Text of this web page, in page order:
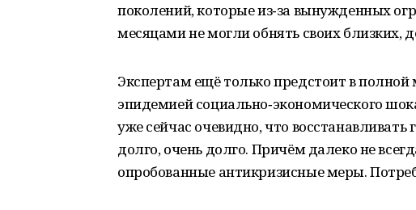
поколений, которые из‑за вынужденных
месяцами не могли обнять своих близких,
Экспертам ещё только предстоит в полной
эпидемией социально‑экономического
уже сейчас очевидно, что
долго, очень долго. Причём далеко не
опробованные антикризисные меры.